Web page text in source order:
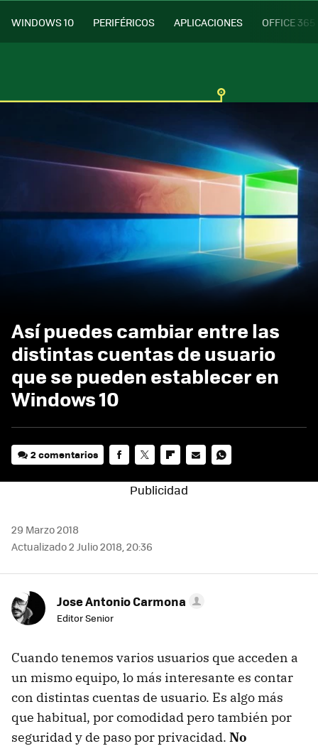
WINDOWS 10 PERIFÉRICOS APLICACIONES OFFICE 365
Así puedes cambiar entre las
distintas cuentas de usuario
que se pueden establecer en
Windows 10
2 comentarios
MAIL
29 Marzo 2018
Actualizado 2 Julio 2018, 20:36
Jose Antonio Carmona
Editor Senior
Cuando tenemos varios usuarios que acceden a
un mismo equipo, lo más interesante es contar
con distintas cuentas de usuario. Es algo más
que habitual, por comodidad pero también por
seguridad y de paso por privacidad. No